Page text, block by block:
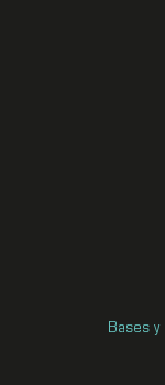
Bases